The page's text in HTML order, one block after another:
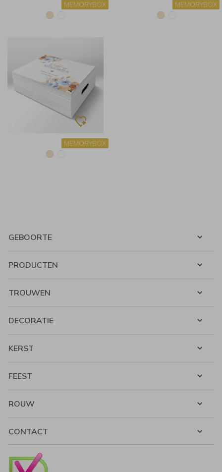
MEMORYBOX MEMORYBOX
MEMORYBOX
GEBOORTE
PRODUCTEN
TROUWEN
DECORATIE
KERST
FEEST
ROUW
CONTACT